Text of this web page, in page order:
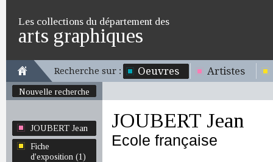
Les collections du département des
arts graphiques
Recherche sur : Oeuvres Artistes
Nouvelle recherche
JOUBERT Jean
Fiche
d'exposition (1)
JOUBERT Jean
Ecole française